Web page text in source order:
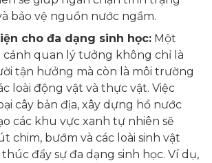
bảo vệ nguồn nước ngầm.
cho đa dạng sinh học: Một
cảnh quan lý tưởng không chỉ là
tận hưởng mà còn là môi trường
loài động vật và thực vật. Việc
cây bản địa, xây dựng hồ nước
các khu vực xanh tự nhiên sẽ
chim, bướm và các loài sinh vật
đẩy sự đa dạng sinh học. Ví dụ,